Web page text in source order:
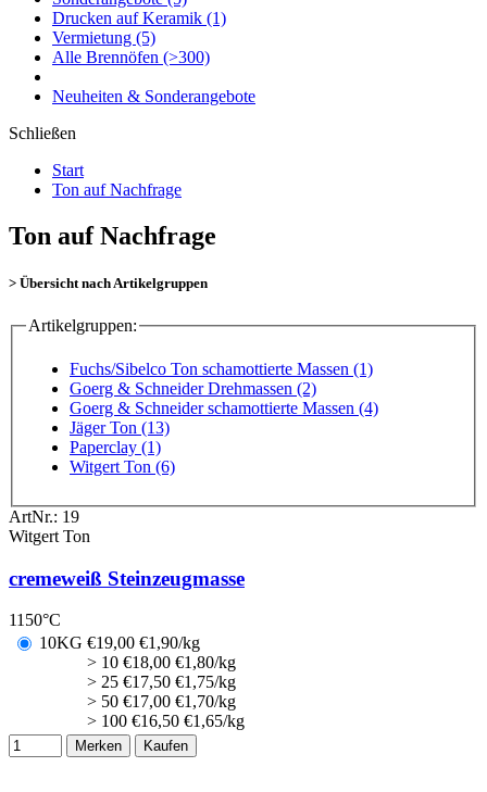
Drucken auf Keramik (1)
Vermietung (5)
Alle Brennöfen (>300)
Neuheiten & Sonderangebote
Schließen
Start
Ton auf Nachfrage
Ton auf Nachfrage
> Übersicht nach Artikelgruppen
Artikelgruppen:
Fuchs/Sibelco Ton schamottierte Massen (1)
Goerg & Schneider Drehmassen (2)
Goerg & Schneider schamottierte Massen (4)
Jäger Ton (13)
Paperclay (1)
Witgert Ton (6)
ArtNr.: 19
Witgert Ton
cremeweiß Steinzeugmasse
1150°C
10KG €19,00 €1,90/kg
> 10 €18,00 €1,80/kg
> 25 €17,50 €1,75/kg
> 50 €17,00 €1,70/kg
> 100 €16,50 €1,65/kg
Merken Kaufen